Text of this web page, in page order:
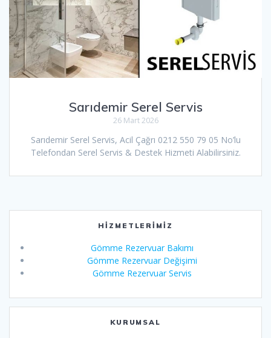
Sarıdemir Serel Servis
26 Mart 2026
Sarıdemir Serel Servis, Acil Çağrı 0212 550 79 05 No’lu
Telefondan Serel Servis & Destek Hizmeti Alabilirsiniz.
HIZMETLERIMIZ
Gömme Rezervuar Bakımı
Gömme Rezervuar Değişimi
Gömme Rezervuar Servis
KURUMSAL